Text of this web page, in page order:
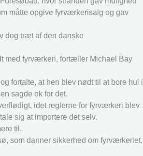
måtte opgive fyrværkerisalg og gav
dog træt af den danske
med fyrværkeri, fortæller Michael Bay
fortalte, at hen blev nødt til at bore hul i
sagde ok for det.
idet reglerne for fyrværkeri blev
sig at importere det selv.
til.
som danner sikkerhed om fyrværkeriet,